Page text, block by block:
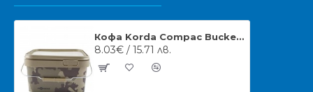
Кофа Korda Compac Bucket 5L
8.03€ / 15.71 лв.